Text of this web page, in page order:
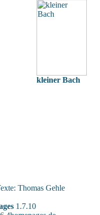
kleiner Bach
Thomas Gehle
1.7.10